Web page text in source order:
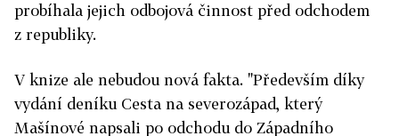
probíhala jejich odbojová činnost před odchodem
z republiky.
V knize ale nebudou nová fakta. "Především díky
vydání deníku Cesta na severozápad, který
Mašínové napsali po odchodu do Západního